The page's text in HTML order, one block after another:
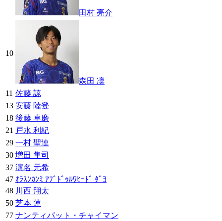
田村 亮介
10
森田 凜
11 佐藤 諒
13 安藤 陸登
18 後藤 卓磨
21 戸水 利紀
29 一村 聖連
30 増田 隼司
37 濵名 元希
47 ｵﾗｽﾝｶﾝﾐ ｱﾌﾞﾄﾞｩﾙﾜﾋｰﾄﾞ ﾀﾞﾖ
48 川西 翔太
50 芝本 蓮
77 ナンティパット・チャイマン